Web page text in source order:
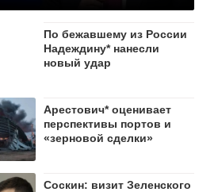
По бежавшему из России
Надеждину* нанесли
новый удар
Арестович* оценивает
перспективы портов и
«зерновой сделки»
Соскин: визит Зеленского